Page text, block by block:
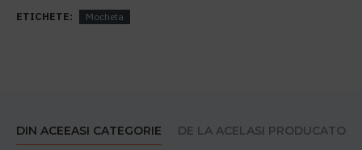
ETICHETE: Mocheta
DIN ACEEASI CATEGORIE DE LA ACELASI PRODUCATOR